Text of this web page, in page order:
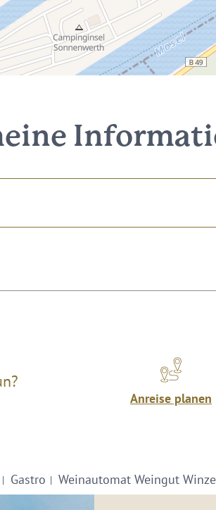
Anreise planen
Gastro Weinautomat Weingut